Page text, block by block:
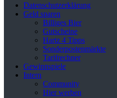
Datenschutzerklärung
Geld sparen
Billiges Bier
Gutscheine
Hartz 4 Tipps
Sonderpostenmärkte
Tarifrechner
Gewinnspiele
Intern
Community
Hier werben